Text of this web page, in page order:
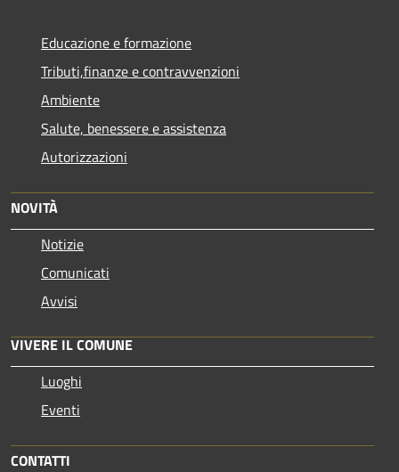
Educazione e formazione
Tributi,finanze e contravvenzioni
Ambiente
Salute, benessere e assistenza
Autorizzazioni
NOVITÀ
Notizie
Comunicati
Avvisi
VIVERE IL COMUNE
Luoghi
Eventi
CONTATTI